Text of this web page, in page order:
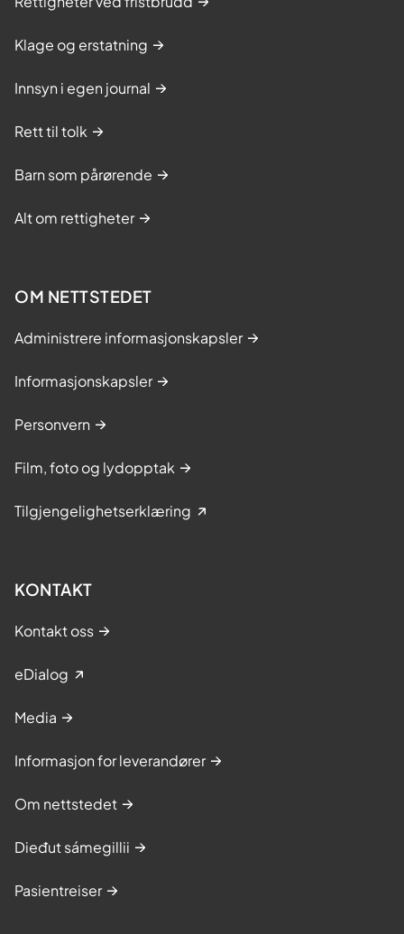
Klage og erstatning
Innsyn i egen journal
Rett til tolk
Barn som pårørende
Alt om rettigheter
OM NETTSTEDET
Administrere informasjonskapsler
Informasjonskapsler
Personvern
Film, foto og lydopptak
Tilgjengelighetserklæring
KONTAKT
Kontakt oss
eDialog
Media
Informasjon for leverandører
Om nettstedet
Dieđut sámegillii
Pasientreiser